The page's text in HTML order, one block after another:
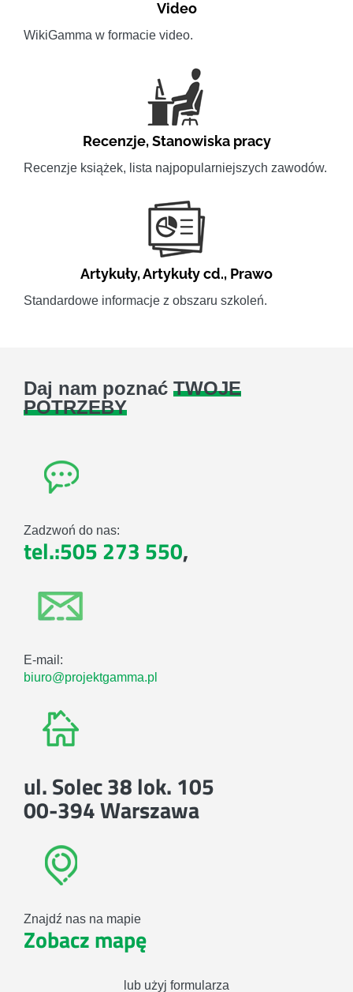
Video
WikiGamma w formacie video.
Recenzje,Stanowiska pracy
Recenzje książek, lista najpopularniejszych zawodów.
Artykuły,Artykuły cd., Prawo
Standardowe informacje z obszaru szkoleń.
Daj nam poznać TWOJE
POTRZEBY
Zadzwoń do nas:
tel.:505 273 550,
E-mail:
biuro@projektgamma.pl
ul. Solec 38 lok. 105
00-394 Warszawa
Znajdź nas na mapie
Zobacz mapę
lub użyj formularza